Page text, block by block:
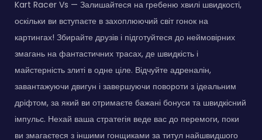
Kart Racer Vs — Залишайтеся на гребеню хвилі швидкості,
оскільки ви вступаєте в захоплюючий світ гонок на
картингах! Збирайте друзів і підготуйтеся до неймовірних
змагань на фантастичних трасах, де швидкість і
майстерність злиті в одне ціле. Відчуйте адреналін,
завантажуючи двигун і завершуючи повороти з ідеальним
дріфтом, за який ви отримаєте бажані бонуси та швидкісний
імпульс. Нехай ваша стратегія веде вас до перемоги, поки
ви змагаєтеся з іншими гонщиками за титул найшвидшого